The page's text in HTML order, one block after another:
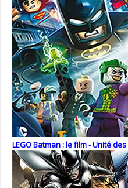
LEGO Batman : le film - Unité